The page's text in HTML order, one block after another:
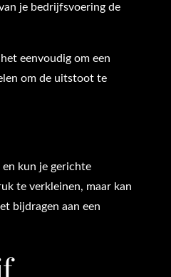
je bedrijfsvoering de
eenvoudig om een
om de uitstoot te
kun je gerichte
te verkleinen, maar kan
bijdragen aan een